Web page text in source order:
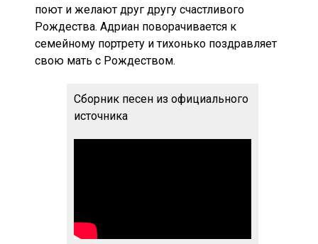
поют и желают друг другу счастливого
Рождества. Адриан поворачивается к
семейному портрету и тихонько поздравляет
свою мать с Рождеством.
Сборник песен из официального
источника